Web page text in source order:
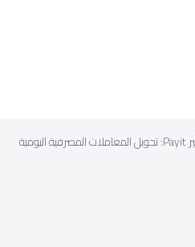
برنامج مليونير Payit: تحويل المعاملات المصرفية اليومية